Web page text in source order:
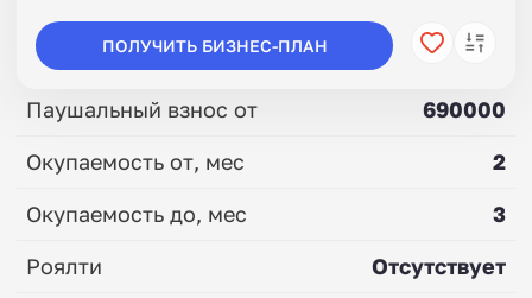
ПОЛУЧИТЬ БИЗНЕС-ПЛАН
Паушальный взнос от
690000
Окупаемость от, мес
2
Окупаемость до, мес
3
Роялти
Отсутствует